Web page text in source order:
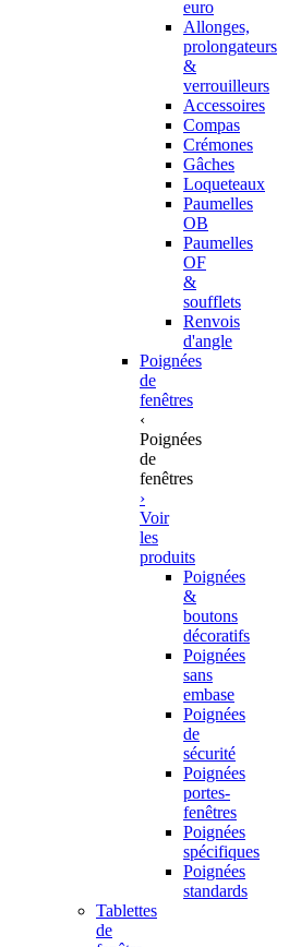
euro
Allonges,
prolongateurs
&
verrouilleurs
Accessoires
Compas
Crémones
Gâches
Loqueteaux
Paumelles
OB
Paumelles
OF
&
soufflets
Renvois
d'angle
Poignées
de
fenêtres
‹
Poignées
de
fenêtres
›
Voir
les
produits
Poignées
&
boutons
décoratifs
Poignées
sans
embase
Poignées
de
sécurité
Poignées
portes-
fenêtres
Poignées
spécifiques
Poignées
standards
Tablettes
de